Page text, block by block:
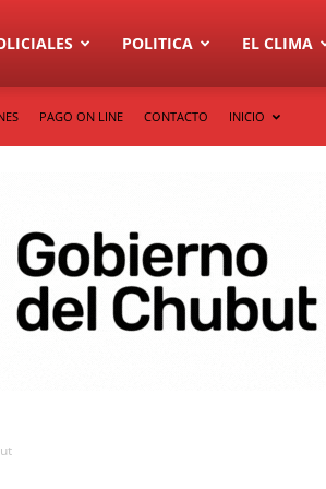
POLITICA EL CLIMA
PAGO ON LINE CONTACTO INICIO